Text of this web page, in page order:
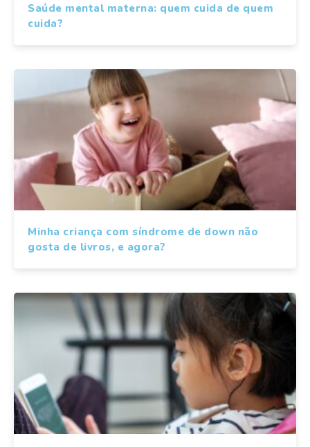
Saúde mental materna: quem cuida de quem
cuida?
Minha criança com síndrome de down não
gosta de livros, e agora?